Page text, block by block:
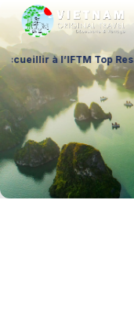
Top Resa 2026,